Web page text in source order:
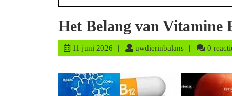
Het Belang van Vitamine
11 juni 2026 11
uwdierinbalansuwdierinbalans
0